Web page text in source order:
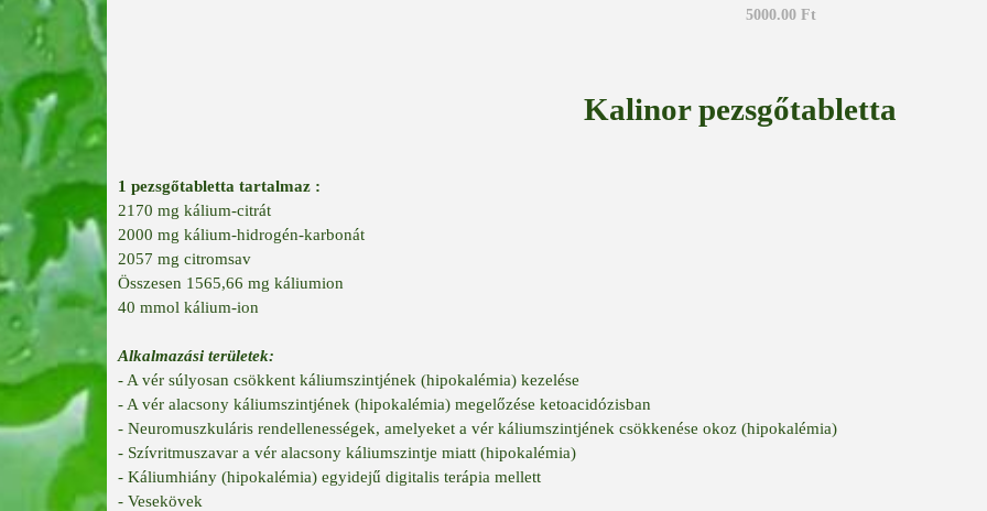
5000.00 Ft
Kalinor pezsgőtabletta
1 pezsgőtabletta tartalmaz :
2170 mg kálium-citrát
2000 mg kálium-hidrogén-karbonát
2057 mg citromsav
Összesen 1565,66 mg káliumion
40 mmol kálium-ion
Alkalmazási területek:
- A vér súlyosan csökkent káliumszintjének (hipokalémia) kezelése
- A vér alacsony káliumszintjének (hipokalémia) megelőzése ketoacidózisban
- Neuromuszkuláris rendellenességek, amelyeket a vér káliumszintjének csökkenése okoz (hipokalémia)
- Szívritmuszavar a vér alacsony káliumszintje miatt (hipokalémia)
- Káliumhiány (hipokalémia) egyidejű digitalis terápia mellett
- Vesekövek